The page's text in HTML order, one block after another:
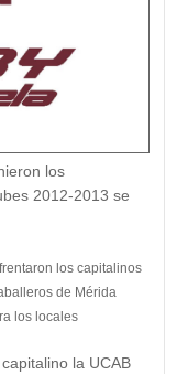
los
2012-2013 se
los capitalinos
de Mérida
los locales
la UCAB